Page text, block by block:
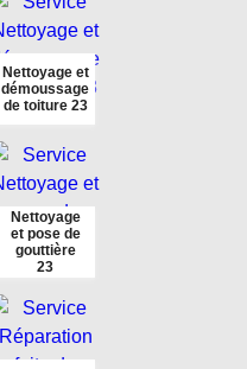
Nettoyage et
démoussage
de toiture 23
Nettoyage
et pose de
gouttière
23